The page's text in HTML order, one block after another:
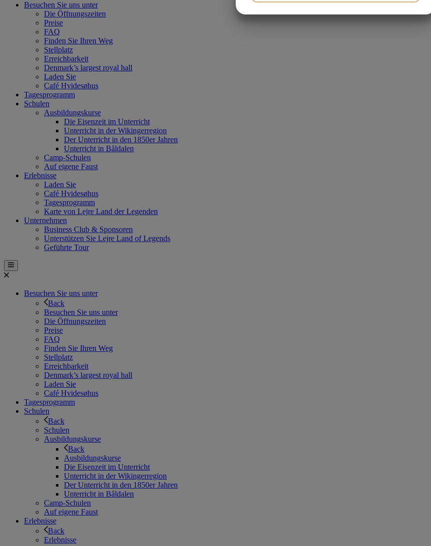
Besuchen Sie uns unter
Die Öffnungszeiten
Preise
FAQ
Finden Sie Ihren Weg
Stellplatz
Erreichbarkeit
Denmark’s largest royal hall
Laden Sie
Café Hvidesøhus
Tagesprogramm
Schulen
Ausbildungskurse
Die Eisenzeit im Unterricht
Unterricht in der Wikingerregion
Der Unterricht in den 1850er Jahren
Unterricht in Båldalen
Camp-Schulen
Auf eigene Faust
Erlebnisse
Laden Sie
Café Hvidesøhus
Tagesprogramm
Karte von Lejre Land der Legenden
Unternehmen
Business Club & Sponsoren
Unterstützen Sie Lejre Land of Legends
Geführte Tour
Besuchen Sie uns unter
Back
Besuchen Sie uns unter
Die Öffnungszeiten
Preise
FAQ
Finden Sie Ihren Weg
Stellplatz
Erreichbarkeit
Denmark’s largest royal hall
Laden Sie
Café Hvidesøhus
Tagesprogramm
Schulen
Back
Schulen
Ausbildungskurse
Back
Ausbildungskurse
Die Eisenzeit im Unterricht
Unterricht in der Wikingerregion
Der Unterricht in den 1850er Jahren
Unterricht in Båldalen
Camp-Schulen
Auf eigene Faust
Erlebnisse
Back
Erlebnisse